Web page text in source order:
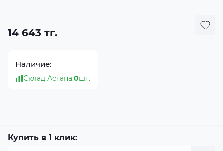
14 643 тг.
Наличие:
Склад Астана:0шт.
Купить в 1 клик: